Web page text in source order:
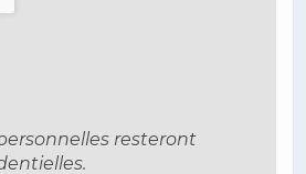
resteront